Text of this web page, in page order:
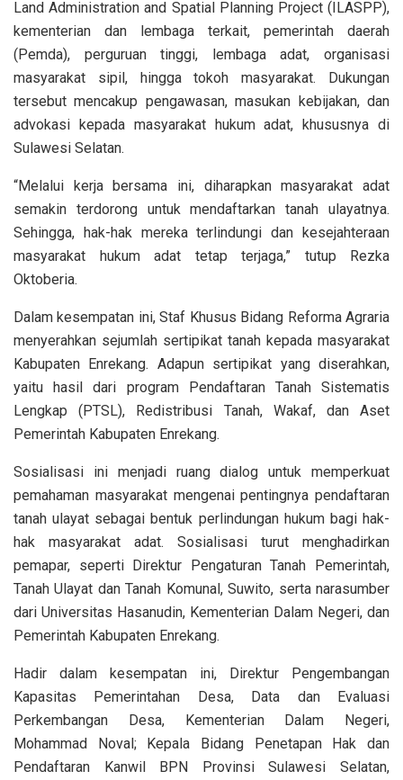
Land Administration and Spatial Planning Project (ILASPP),
kementerian dan lembaga terkait, pemerintah daerah
(Pemda), perguruan tinggi, lembaga adat, organisasi
masyarakat sipil, hingga tokoh masyarakat. Dukungan
tersebut mencakup pengawasan, masukan kebijakan, dan
advokasi kepada masyarakat hukum adat, khususnya di
Sulawesi Selatan.
“Melalui kerja bersama ini, diharapkan masyarakat adat
semakin terdorong untuk mendaftarkan tanah ulayatnya.
Sehingga, hak-hak mereka terlindungi dan kesejahteraan
masyarakat hukum adat tetap terjaga,” tutup Rezka
Oktoberia.
Dalam kesempatan ini, Staf Khusus Bidang Reforma Agraria
menyerahkan sejumlah sertipikat tanah kepada masyarakat
Kabupaten Enrekang. Adapun sertipikat yang diserahkan,
yaitu hasil dari program Pendaftaran Tanah Sistematis
Lengkap (PTSL), Redistribusi Tanah, Wakaf, dan Aset
Pemerintah Kabupaten Enrekang.
Sosialisasi ini menjadi ruang dialog untuk memperkuat
pemahaman masyarakat mengenai pentingnya pendaftaran
tanah ulayat sebagai bentuk perlindungan hukum bagi hak-
hak masyarakat adat. Sosialisasi turut menghadirkan
pemapar, seperti Direktur Pengaturan Tanah Pemerintah,
Tanah Ulayat dan Tanah Komunal, Suwito, serta narasumber
dari Universitas Hasanudin, Kementerian Dalam Negeri, dan
Pemerintah Kabupaten Enrekang.
Hadir dalam kesempatan ini, Direktur Pengembangan
Kapasitas Pemerintahan Desa, Data dan Evaluasi
Perkembangan Desa, Kementerian Dalam Negeri,
Mohammad Noval; Kepala Bidang Penetapan Hak dan
Pendaftaran Kanwil BPN Provinsi Sulawesi Selatan,